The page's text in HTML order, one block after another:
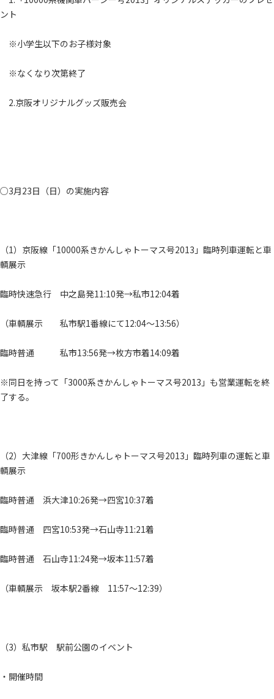
ント
※小学生以下のお子様対象
※なくなり次第終了
2.京阪オリジナルグッズ販売会
○3月23日（日）の実施内容
（1）京阪線「10000系きかんしゃトーマス号2013」臨時列車運転と車
輌展示
臨時快速急行 中之島発11:10発→私市12:04着
（車輌展示 私市駅1番線にて12:04～13:56）
臨時普通 私市13:56発→枚方市着14:09着
※同日を持って「3000系きかんしゃトーマス号2013」も営業運転を終
了する。
（2）大津線「700形きかんしゃトーマス号2013」臨時列車の運転と車
輌展示
臨時普通 浜大津10:26発→四宮10:37着
臨時普通 四宮10:53発→石山寺11:21着
臨時普通 石山寺11:24発→坂本11:57着
（車輌展示 坂本駅2番線 11:57～12:39）
（3）私市駅 駅前公園のイベント
・開催時間